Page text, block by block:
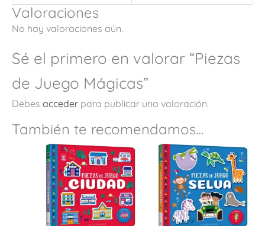
Valoraciones
No hay valoraciones aún.
Sé el primero en valorar “Piezas
de Juego Mágicas”
Debes acceder para publicar una valoración.
También te recomendamos…